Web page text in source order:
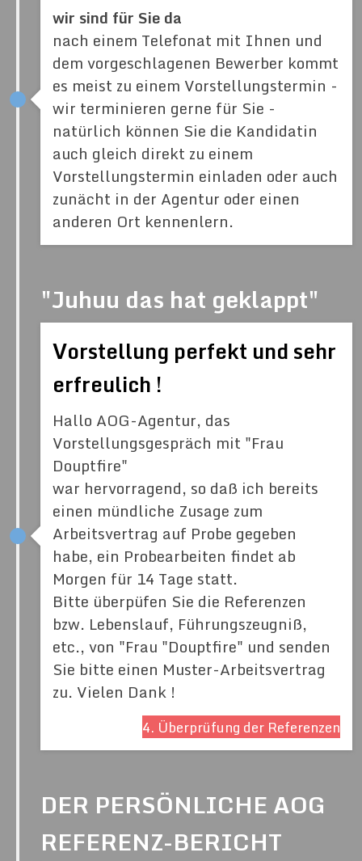
wir sind für Sie da
nach einem Telefonat mit Ihnen und
dem vorgeschlagenen Bewerber kommt
es meist zu einem Vorstellungstermin -
wir terminieren gerne für Sie -
natürlich können Sie die Kandidatin
auch gleich direkt zu einem
Vorstellungstermin einladen oder auch
zunächt in der Agentur oder einen
anderen Ort kennenlern.
Vorstellung perfekt und sehr
erfreulich !
Hallo AOG-Agentur, das
Vorstellungsgespräch mit "Frau
Douptfire"
war hervorragend, so daß ich bereits
einen mündliche Zusage zum
Arbeitsvertrag auf Probe gegeben
habe, ein Probearbeiten findet ab
Morgen für 14 Tage statt.
Bitte überpüfen Sie die Referenzen
bzw. Lebenslauf, Führungszeugniß,
etc., von "Frau "Douptfire" und senden
Sie bitte einen Muster-Arbeitsvertrag
zu. Vielen Dank !
4. Überprüfung der Referenzen
"Juhuu das hat geklappt"
DER PERSÖNLICHE AOG
REFERENZ-BERICHT